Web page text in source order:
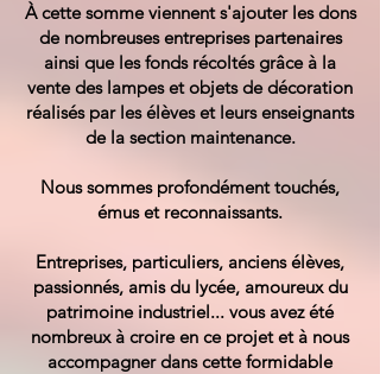
À cette somme viennent s'ajouter les dons
de nombreuses entreprises partenaires
ainsi que les fonds récoltés grâce à la
vente des lampes et objets de décoration
réalisés par les élèves et leurs enseignants
de la section maintenance.
Nous sommes profondément touchés,
émus et reconnaissants.
Entreprises, particuliers, anciens élèves,
passionnés, amis du lycée, amoureux du
patrimoine industriel... vous avez été
nombreux à croire en ce projet et à nous
accompagner dans cette formidable